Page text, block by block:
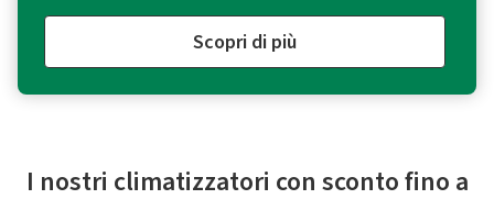
Scopri di più
I nostri climatizzatori con sconto fino a